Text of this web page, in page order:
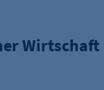
Wirtschaft